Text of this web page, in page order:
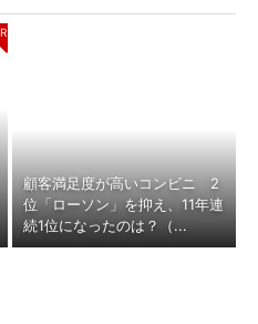
顧客満足度が高いコンビニ 2
位「ローソン」を抑え、11年連
続1位になったのは？（...